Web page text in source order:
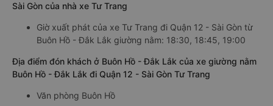
Sài Gòn của nhà xe Tư Trang
Giờ xuất phát của xe Tư Trang đi Quận 12 - Sài Gòn từ
Buôn Hồ - Đắk Lắk giường nằm: 18:30, 18:45, 19:00
Địa điểm đón khách ở Buôn Hồ - Đắk Lắk của xe giường nằm
Buôn Hồ - Đắk Lắk đi Quận 12 - Sài Gòn Tư Trang
Văn phòng Buôn Hồ